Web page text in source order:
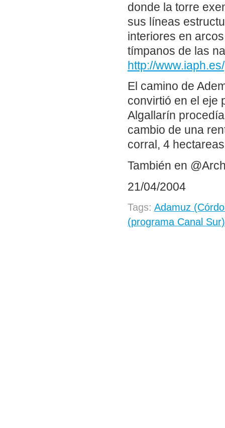
donde la torre
sus líneas
interiores en
tímpanos de las
http://
El camino de
convirtió en el eje
Algallarín
cambio de una
corral, 4
También en
21/04/2004
Tags: Adamuz
(programa Canal Sur)